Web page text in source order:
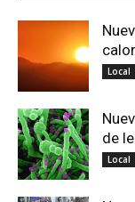
Local
de
Local